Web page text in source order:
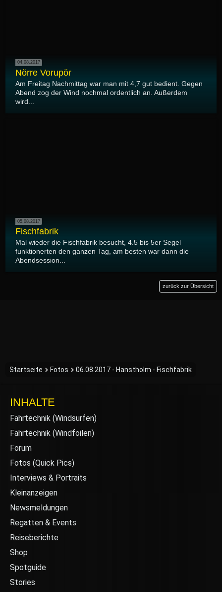
04.08.2017
Nörre Vorupör
Am Freitag Nachmittag war man mit 4,7 gut bedient. Gegen
Abend zog der Wind nochmal ordentlich an. Außerdem
wird...
05.08.2017
Fischfabrik
Mal wieder die Fischfabrik besucht, 4.5 bis 5er Segel
funktionerten den ganzen Tag, am besten war dann die
Abendsession...
zurück zur Übersicht
Startseite Fotos 06.08.2017 - Hanstholm - Fischfabrik
INHALTE
Fahrtechnik (Windsurfen)
Fahrtechnik (Windfoilen)
Forum
Fotos (Quick Pics)
Interviews & Portraits
Kleinanzeigen
Newsmeldungen
Regatten & Events
Reiseberichte
Shop
Spotguide
Stories